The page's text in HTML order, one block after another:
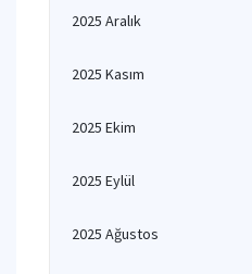
2025 Aralık
2025 Kasım
2025 Ekim
2025 Eylül
2025 Ağustos